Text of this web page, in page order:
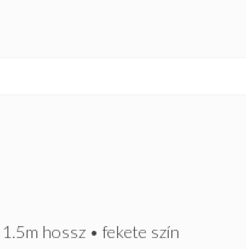
1.5m hossz • fekete szín